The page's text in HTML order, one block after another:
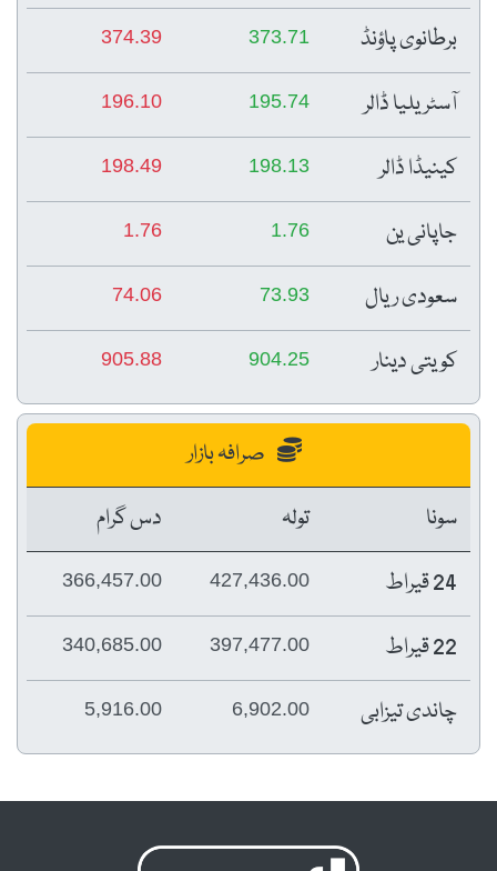
برطانوی پاؤنڈ 373.71
374.39
آسٹریلیا ڈالر 195.74
196.10
کینیڈا ڈالر 198.13
198.49
جاپانی ین 1.76
1.76
سعودی ریال 73.93
74.06
کویتی دینار 904.25
905.88
صرافہ بازار
سونا
تولہ
دس گرام
24 قیراط
427,436.00
366,457.00
22 قیراط 397,477.00
340,685.00
چاندی تیزابی 6,902.00
5,916.00